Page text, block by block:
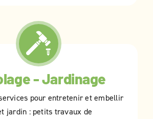
- Jardinage
pour entretenir et embellir
jardin : petits travaux de